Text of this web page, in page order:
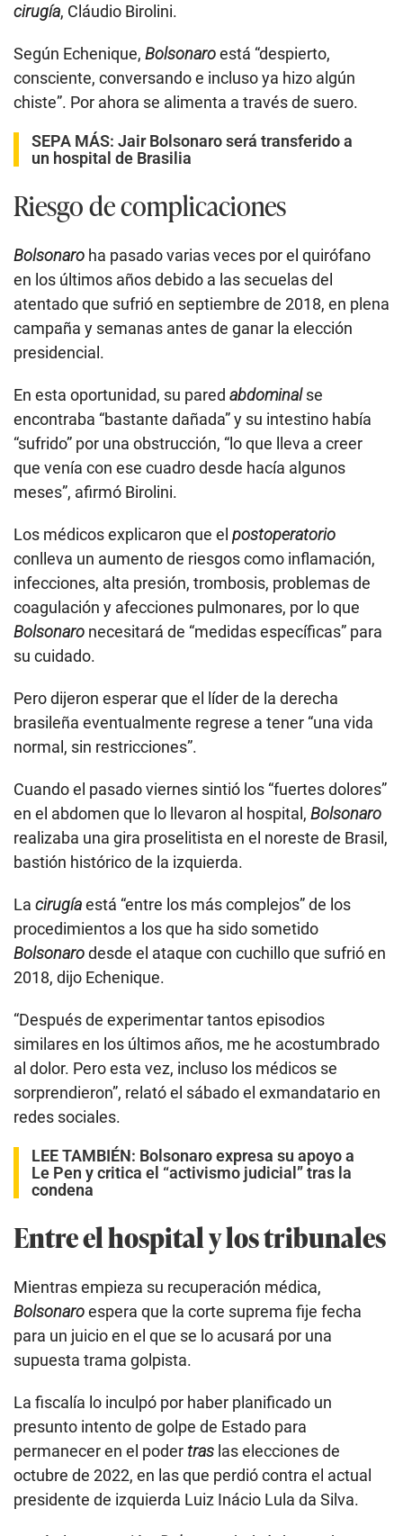
cirugía, Cláudio Birolini.
Según Echenique, Bolsonaroestá “despierto,
consciente, conversando e incluso ya hizo algún
chiste”. Por ahora se alimenta a través de suero.
SEPA MÁS: Jair Bolsonaro será transferido a
un hospital de Brasilia
Riesgo de complicaciones
Bolsonaro ha pasado varias veces por el quirófano
en los últimos años debido a las secuelas del
atentado que sufrió en septiembre de 2018, en plena
campaña y semanas antes de ganar la elección
presidencial.
En esta oportunidad, su pared abdominalse
encontraba “bastante dañada” y su intestino había
“sufrido” por una obstrucción, “lo que lleva a creer
que venía con ese cuadro desde hacía algunos
meses”, afirmó Birolini.
Los médicos explicaron que el postoperatorio
conlleva un aumento de riesgos como inflamación,
infecciones, alta presión, trombosis, problemas de
coagulación y afecciones pulmonares, por lo que
Bolsonaro necesitará de “medidas específicas” para
su cuidado.
Pero dijeron esperar que el líder de la derecha
brasileña eventualmente regrese a tener “una vida
normal, sin restricciones”.
Cuando el pasado viernes sintió los “fuertes dolores”
en el abdomen que lo llevaron al hospital, Bolsonaro
realizaba una gira proselitista en el noreste de Brasil,
bastión histórico de la izquierda.
La cirugíaestá “entre los más complejos” de los
procedimientos a los que ha sido sometido
Bolsonarodesde el ataque con cuchillo que sufrió en
2018, dijo Echenique.
“Después de experimentar tantos episodios
similares en los últimos años, me he acostumbrado
al dolor. Pero esta vez, incluso los médicos se
sorprendieron”, relató el sábado el exmandatario en
redes sociales.
LEE TAMBIÉN: Bolsonaro expresa su apoyo a
Le Pen y critica el “activismo judicial” tras la
condena
Entre el hospital y los tribunales
Mientras empieza su recuperación médica,
Bolsonaroespera que la corte suprema fije fecha
para un juicio en el que se lo acusará por una
supuesta trama golpista.
La fiscalía lo inculpó por haber planificado un
presunto intento de golpe de Estado para
permanecer en el podertras las elecciones de
octubre de 2022, en las que perdió contra el actual
presidente de izquierda Luiz Inácio Lula da Silva.